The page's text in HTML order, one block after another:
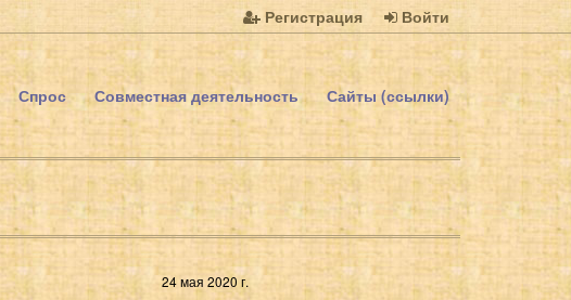
Регистрация Войти
Спрос Совместная деятельность Сайты (ссылки)
24 мая 2020 г.